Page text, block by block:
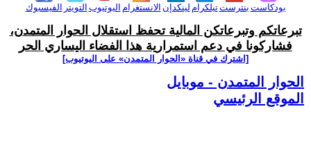
الفيسبوك التويتر اليوتيوب الانستغرام لينكدإن تيلكرامبنترست بودكاست
تبرعاتكم وتبرعاتكن المالية تحفظ استقلال الحوار المتمدن،
فشاركونا في دعم استمرارية هذا الفضاء اليساري الحر
[اشترك في قناة ‫«الحوار المتمدن» على اليوتيوب]
الحوار المتمدن - موبايل
الموقع الرئيسي